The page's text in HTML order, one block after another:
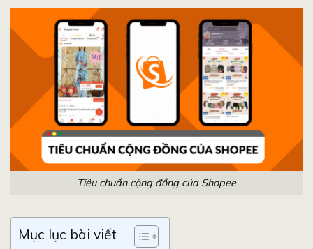
Tiêu chuẩn cộng đồng của Shopee
Mục lục bài viết